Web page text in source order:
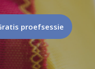
proefsessie